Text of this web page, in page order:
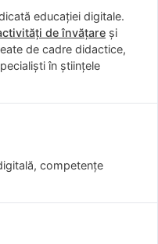
educației digitale.
de învățare și
de cadre didactice,
în științele
competențe